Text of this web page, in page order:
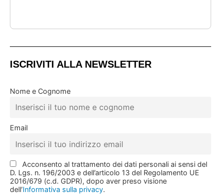
ISCRIVITI ALLA NEWSLETTER
Nome e Cognome
Email
Acconsento al trattamento dei dati personali ai sensi del
D. Lgs. n. 196/2003 e dell’articolo 13 del Regolamento UE
2016/679 (c.d. GDPR), dopo aver preso visione
dell’Informativa sulla privacy.